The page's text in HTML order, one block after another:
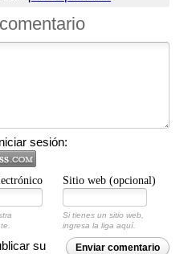
sesión:
Sitio web (opcional)
Si tienes un sitio web,
ingresa la liga aquí.
Enviar comentario
su